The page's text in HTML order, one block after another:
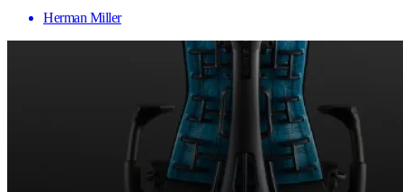
Herman Miller